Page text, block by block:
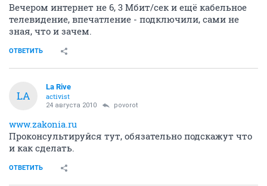
Вечером интернет не 6, 3 Мбит/сек и ещё кабельное
телевидение, впечатление - подключили, сами не
зная, что и зачем.
ОТВЕТИТЬ
LA
La Rive
activist
24 августа 2010 povorot
www.zakonia.ru
Проконсультируйся тут, обязательно подскажут что
и как сделать.
ОТВЕТИТЬ